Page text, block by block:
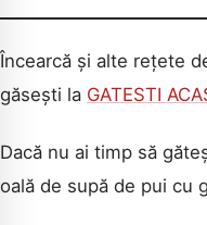
Încearcă și alte rețete
găsești la GATESTI
Dacă nu ai timp să
oală de supă de pui cu